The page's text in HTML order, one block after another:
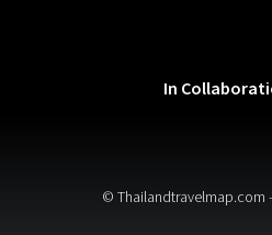
© Thailandtravelmap.com
In